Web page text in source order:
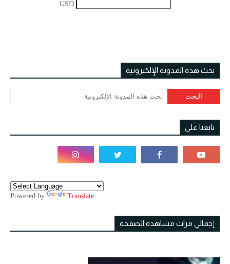
USD
بحث هذه المدونة الإلكترونية
تابعنا على
Powered by Translate
إجمالي مرات مشاهدة الصفحة